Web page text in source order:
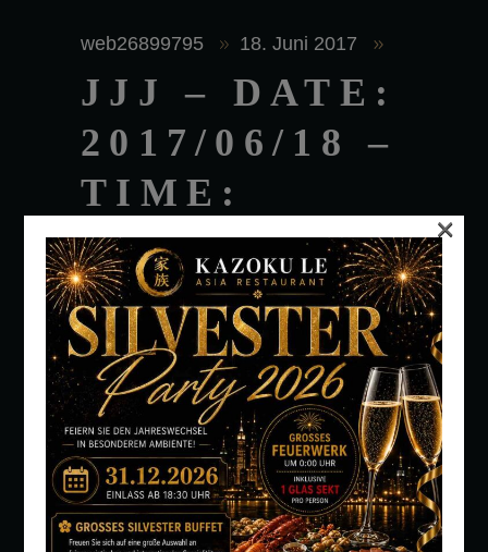
web26899795 18. Juni 2017
JJJ – DATE:
2017/06/18 –
TIME:
1:00AM –
PEOPLE: 1
×